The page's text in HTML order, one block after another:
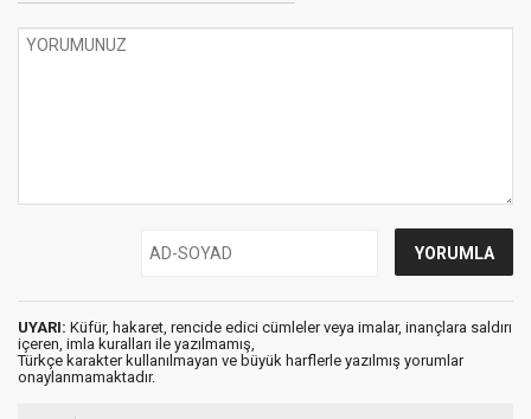
UYARI: Küfür, hakaret, rencide edici cümleler veya imalar, inançlara saldırı
içeren, imla kuralları ile yazılmamış,
Türkçe karakter kullanılmayan ve büyük harflerle yazılmış yorumlar
onaylanmamaktadır.